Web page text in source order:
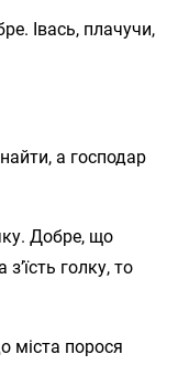
Івась, плачучи,
а господар
Добре, що
голку, то
міста порося